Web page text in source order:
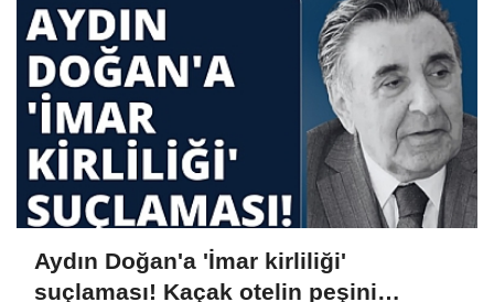
Aydın Doğan'a 'İmar kirliliği'
suçlaması! Kaçak otelin peşini